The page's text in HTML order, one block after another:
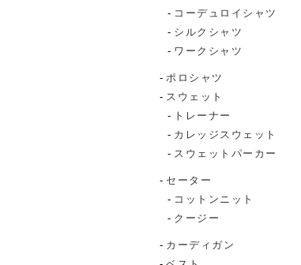
コーデュロイシャツ
シルクシャツ
ワークシャツ
ポロシャツ
スウェット
トレーナー
カレッジスウェット
スウェットパーカー
セーター
コットンニット
クージー
カーディガン